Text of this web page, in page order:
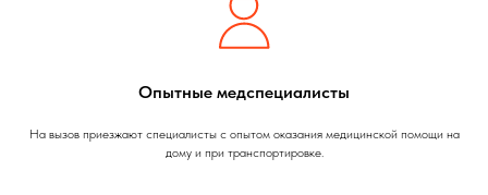
Опытные медспециалисты
На вызов приезжают специалисты с опытом оказания медицинской помощи на
дому и при транспортировке.